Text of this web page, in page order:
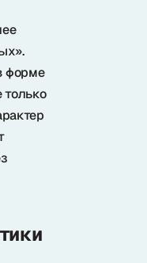
форме
только